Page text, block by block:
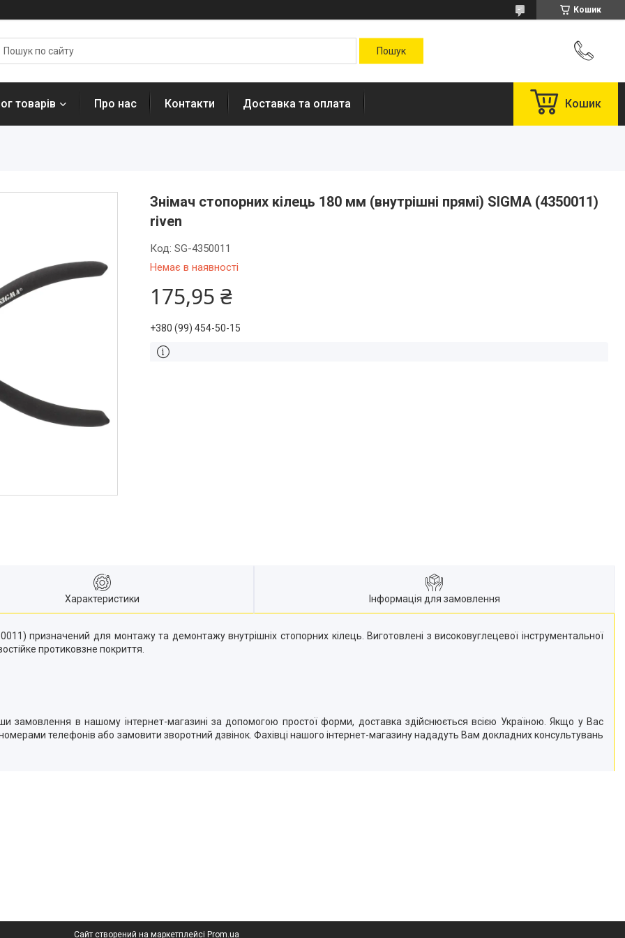
Кошик
товарів Про нас Контакти Доставка та оплата Кошик
Знімач стопорних кілець 180 мм (внутрішні прямі) SIGMA (4350011)
riven
Немає в наявності
Код: SG-4350011
175,95 ₴
+380 (99) 454-50-15
Характеристики Інформація для замовлення
призначений для монтажу та демонтажу внутрішніх стопорних кілець. Виготовлені з високовуглецевої інструментальної
протиковзне покриття.
замовлення в нашому інтернет-магазині за допомогою простої форми, доставка здійснюється всією Україною. Якщо у Вас
телефонів або замовити зворотний дзвінок. Фахівці нашого інтернет-магазину нададуть Вам докладних консультувань
Сайт створений на маркетплейсі Prom.ua